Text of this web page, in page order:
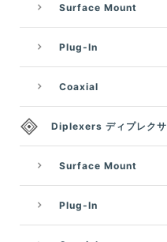
Surface Mount
Plug-In
Coaxial
Diplexers ディプレクサ
Surface Mount
Plug-In